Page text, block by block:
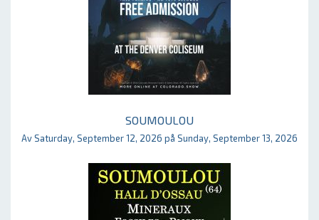
SOUMOULOU
Av Saturday, September 12, 2026 på Sunday, September 13, 2026